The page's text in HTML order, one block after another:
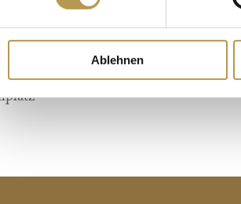
Ablehnen
Bereich „Auszeit“
Slipper für die Zeit Ihres
WLAN